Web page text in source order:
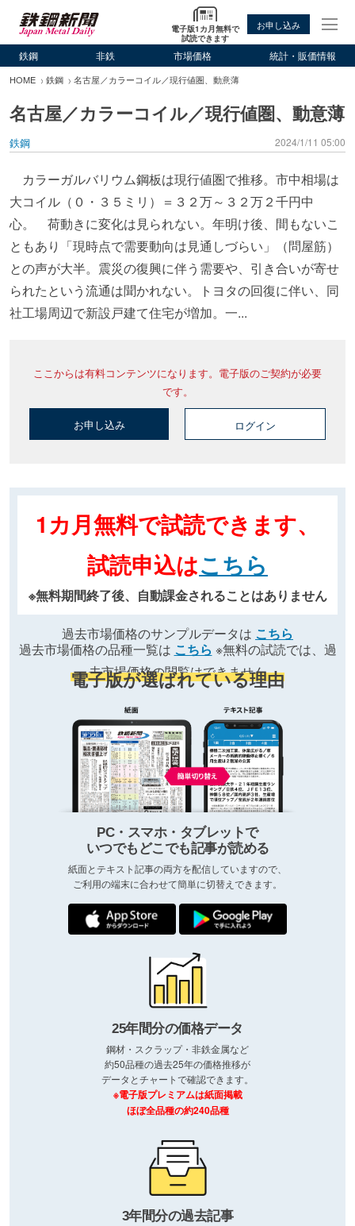
電子版1カ月無料で
試読できます
お申し込み
鉄鋼 非鉄 市場価格 統計・販価情報
HOME 鉄鋼 名古屋／カラーコイル／現行値圏、動意薄
名古屋／カラーコイル／現行値圏、動意薄
鉄鋼 2024/1/11 05:00
カラーガルバリウム鋼板は現行値圏で推移。市中相場は
大コイル（０・３５ミリ）＝３２万～３２万２千円中
心。 荷動きに変化は見られない。年明け後、間もないこ
ともあり「現時点で需要動向は見通しづらい」（問屋筋）
との声が大半。震災の復興に伴う需要や、引き合いが寄せ
られたという流通は聞かれない。トヨタの回復に伴い、同
社工場周辺で新設戸建て住宅が増加。一...
ここからは有料コンテンツになります。電子版のご契約が必要
です。
お申し込み ログイン
1カ月無料で試読できます、
試読申込はこちら
※無料期間終了後、自動課金されることはありません
過去市場価格のサンプルデータは こちら
過去市場価格の品種一覧は こちら ※無料の試読では、過
去市場価格の閲覧はできません
電子版が選ばれている理由
PC・スマホ・タブレットで
いつでもどこでも記事が読める
紙面とテキスト記事の両方を配信していますので、
ご利用の端末に合わせて簡単に切替えできます。
25年間分の価格データ
鋼材・スクラップ・非鉄金属など
約50品種の過去25年の価格推移が
データとチャートで確認できます。
※電子版プレミアムは紙面掲載
ほぼ全品種の約240品種
3年間分の過去記事